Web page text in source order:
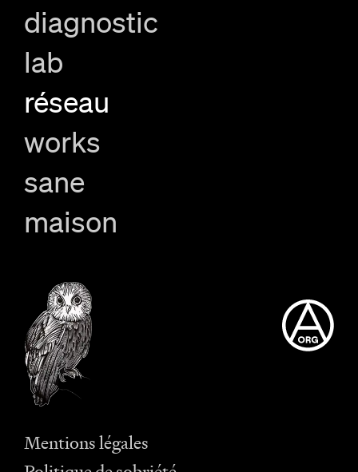
diagnostic
lab
réseau
works
sane
maison
Mentions légales